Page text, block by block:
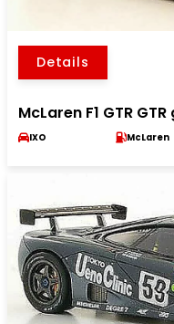
Details
McLaren F1 GTR
IXO McLaren